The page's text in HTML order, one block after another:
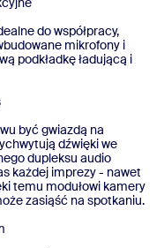
do współpracy,
mikrofony i
podkładkę ładującą i
być gwiazdą na
dźwięki we
dupleksu audio
każdej imprezy - nawet
temu modułowi kamery
zasiąść na spotkaniu.